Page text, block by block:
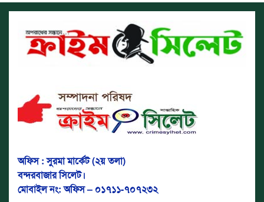
অফিস : সুরমা মার্কেট (২য় তলা)
বন্দরবাজার সিলেট।
মোবাইল নং: অফিস – ০১৭১১-৭০৭২৩২